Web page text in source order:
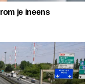
je ineens